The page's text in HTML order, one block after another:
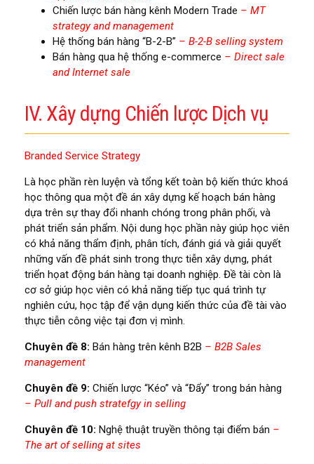
Chiến lược bán hàng kênh Modern Trade – MT
strategy and management
Hệ thống bán hàng “B-2-B” – B-2-B selling system
Bán hàng qua hệ thống e-commerce – Direct sale
and Internet sale
IV. Xây dựng Chiến lược Dịch vụ
Branded Service Strategy
Là học phần rèn luyện và tổng kết toàn bộ kiến thức khoá
học thông qua một đề án xây dựng kế hoạch bán hàng
dựa trên sự thay đổi nhanh chóng trong phân phối, và
phát triển sản phẩm. Nội dung học phần này giúp học viên
có khả năng thẩm định, phân tích, đánh giá và giải quyết
những vấn đề phát sinh trong thực tiễn xây dựng, phát
triển họat động bán hàng tại doanh nghiệp. Đề tài còn là
cơ sở giúp học viên có khả năng tiếp tục quá trình tự
nghiên cứu, học tập để vận dụng kiến thức của đề tài vào
thực tiễn công việc tại đơn vị mình.
Chuyên đề 8: Bán hàng trên kênh B2B – B2B Sales
management
Chuyên đề 9: Chiến lược “Kéo” và “Đẩy” trong bán hàng
– Pull and push stratefgy in selling
Chuyên đề 10: Nghệ thuật truyền thông tại điểm bán –
The art of selling at sites